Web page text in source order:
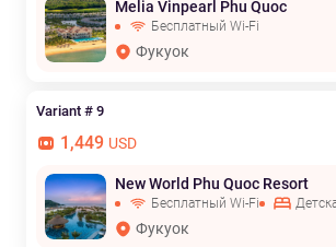
Melia Vinpearl Phu Quoc
Бесплатный Wi-Fi
Фукуок
Variant # 9
1,449 USD
New World Phu Quoc Resort
Бесплатный Wi-Fi
Фукуок